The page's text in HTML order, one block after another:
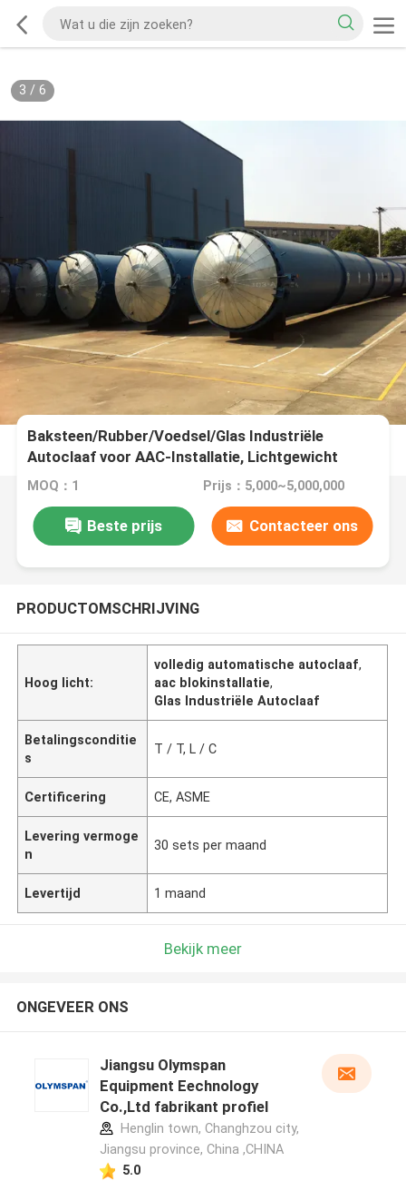
3 / 6
Baksteen/Rubber/Voedsel/Glas Industriële
Autoclaaf voor AAC-Installatie, Lichtgewicht
MOQ：1 Prijs：5,000~5,000,000
Beste prijs Contacteer ons
PRODUCTOMSCHRIJVING
Hoog licht:
volledig automatische autoclaaf,
aac blokinstallatie,
Glas Industriële Autoclaaf
Betalingsconditie
s
T / T, L / C
Certificering CE, ASME
Levering vermoge
n
30 sets per maand
Levertijd 1 maand
Bekijk meer
ONGEVEER ONS
Jiangsu Olymspan
Equipment Eechnology
Co.,Ltd fabrikant profiel
Henglin town, Changhzou city,
Jiangsu province, China ,CHINA
5.0